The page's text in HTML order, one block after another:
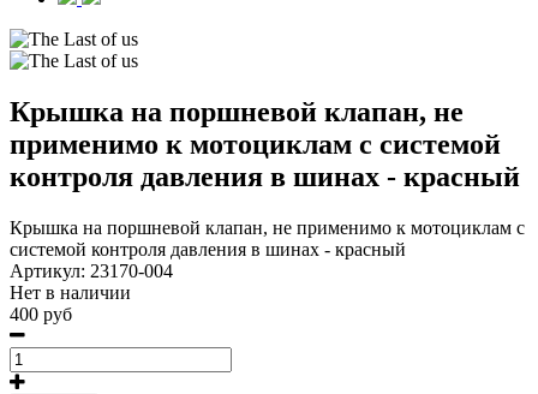
Крышка на поршневой клапан, не
применимо к мотоциклам с системой
контроля давления в шинах - красный
Крышка на поршневой клапан, не применимо к мотоциклам с
системой контроля давления в шинах - красный
Артикул: 23170-004
Нет в наличии
400 руб